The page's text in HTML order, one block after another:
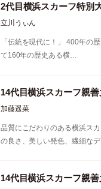
2代目横浜スカーフ特別
立川うぃん
「伝統を現代に！」 400年の
て160年の歴史ある横…
14代目横浜スカーフ親
加藤遥菜
品質にこだわりのある横浜ス
の良さ、美しい発色、繊細な
14代目横浜スカーフ親